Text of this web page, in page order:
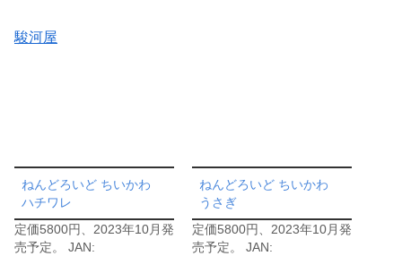
駿河屋
ねんどろいど ちいかわ
ハチワレ
定価5800円、2023年10月発
売予定。 JAN:
ねんどろいど ちいかわ
うさぎ
定価5800円、2023年10月発
売予定。 JAN: